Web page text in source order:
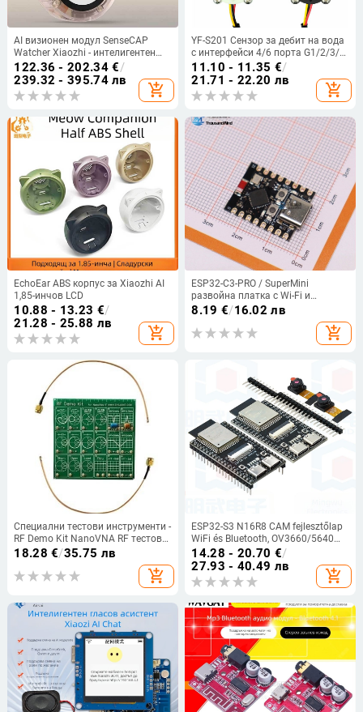
AI визионен модул SenseCAP
Watcher Xiaozhi - интелигентен
гласов асистент
122.36 - 202.34€/
239.32 - 395.74 лв
add_shopping_cart
YF-S201 Сензор за дебит на вода
с интерфейси 4/6 порта G1/2/3/4
за водни бойлери и диспенсери,
Хол ефект
11.10 - 11.35 €/
21.71 - 22.20 лв
add_shopping_cart
EchoEar ABS корпус за Xiaozhi AI
1,85-инчов LCD
10.88 - 13.23 €/
21.28 - 25.88 лв
add_shopping_cart
ESP32-C3-PRO / SuperMini
развойна платка с Wi-Fi и
Bluetooth - модул за
програмиране и управление (без
запояване)
8.19 €/16.02 лв
add_shopping_cart
Специални тестови инструменти -
RF Demo Kit NanoVNA RF тестова
платка за векторен тест на
мрежата, филтър и аттенюатор,
IP50
18.28 €/35.75 лв
add_shopping_cart
ESP32-S3 N16R8 CAM fejlesztőlap
WiFi és Bluetooth, OV3660/5640
kamera
14.28 - 20.70 €/
27.93 - 40.49 лв
add_shopping_cart